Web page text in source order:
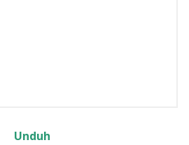
Unduh